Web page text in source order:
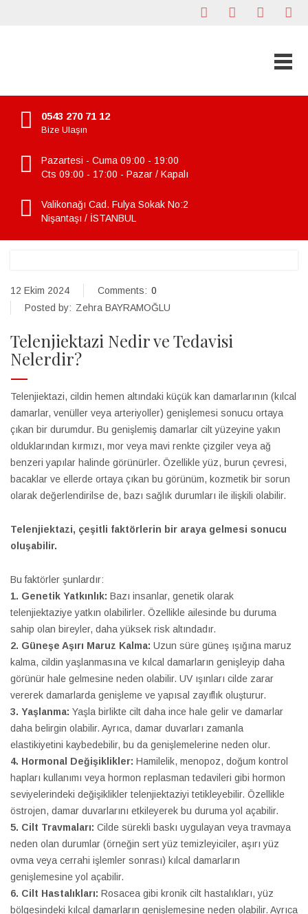
0543 270 71 12
Bize Ulaşın
Pazartesi - Cuma 09:00 - 19:00
Cts 09:00 - 17:00 - Pazar / Kapalı
Valikonağı Cad. Fulya Sokak No:2
Nişantaşı / İSTANBUL
12 Ekim 2024 Comments: 0
Posted by: Zehra BAYRAMOĞLU
Telenjiektazi Nedir ve Tedavisi
Nelerdir?
Telenjiektazi, cildin hemen altındaki küçük kan damarlarının (kılcal
damarlar, venüller veya arteriyoller) genişlemesi sonucu ortaya
çıkan bir durumdur. Bu genişlemiş damarlar cilt yüzeyine yakın
olduklarından kırmızı, mor veya mavi renkte çizgiler veya ağ
benzeri yapılar halinde görünürler. Özellikle yüz, burun çevresi,
bacaklar ve ellerde ortaya çıkan bu görünüm, kozmetik bir sorun
olarak değerlendirilse de, bazı sağlık durumları ile ilişkili olabilir.
Telenjiektazi, çeşitli faktörlerin bir araya gelmesi sonucu
oluşabilir.
Bu faktörler şunlardır:
1. Genetik Yatkınlık: Bazı insanlar, genetik olarak
telenjiektaziye yatkın olabilirler. Özellikle ailesinde bu duruma
sahip olan bireyler, daha yüksek risk altındadır.
2. Güneşe Aşırı Maruz Kalma: Uzun süre güneş ışığına maruz
kalma, cildin yaşlanmasına ve kılcal damarların genişleyip daha
görünür hale gelmesine neden olabilir. UV ışınları cilde zarar
vererek damarlarda genişleme ve yapısal zayıflık oluşturur.
3. Yaşlanma: Yaşla birlikte cilt daha ince hale gelir ve damarlar
daha belirgin olabilir. Ayrıca, damar duvarları zamanla
elastikiyetini kaybedebilir, bu da genişlemelerine neden olur.
4. Hormonal Değişiklikler: Hamilelik, menopoz, doğum kontrol
hapları kullanımı veya hormon replasman tedavileri gibi hormon
seviyelerindeki değişiklikler telenjiektaziyi tetikleyebilir. Özellikle
östrojen, damar duvarlarını etkileyerek bu duruma yol açabilir.
5. Cilt Travmaları: Cilde sürekli baskı uygulayan veya travmaya
neden olan durumlar (örneğin sert yüz temizleyiciler, aşırı yüz
ovma veya cerrahi işlemler sonrası) kılcal damarların
genişlemesine yol açabilir.
6. Cilt Hastalıkları: Rosacea gibi kronik cilt hastalıkları, yüz
bölgesindeki kılcal damarların genişlemesine neden olabilir. Ayrıca